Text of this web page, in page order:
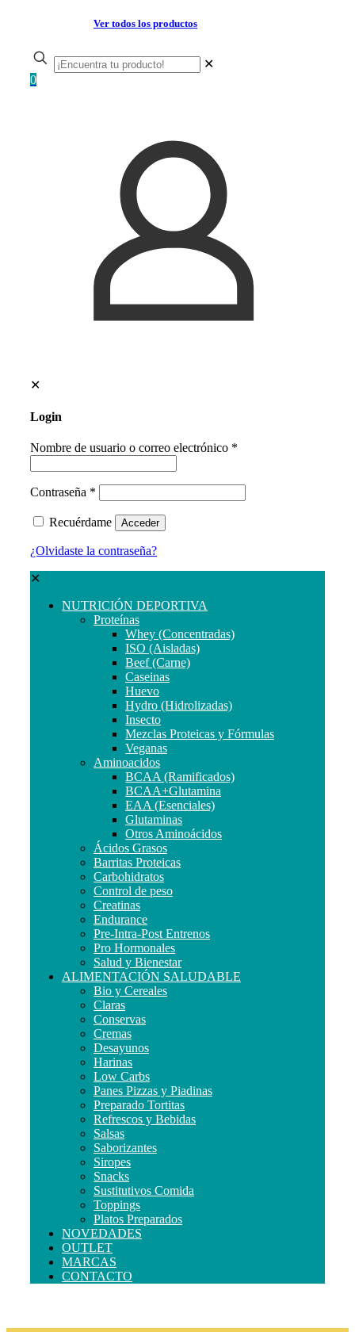
Ver todos los productos
✕
0
✕
Login
Nombre de usuario o correo electrónico *
Contraseña *
Recuérdame Acceder
¿Olvidaste la contraseña?
✕
NUTRICIÓN DEPORTIVA
Proteínas
Whey (Concentradas)
ISO (Aisladas)
Beef (Carne)
Caseinas
Huevo
Hydro (Hidrolizadas)
Insecto
Mezclas Proteicas y Fórmulas
Veganas
Aminoacidos
BCAA (Ramificados)
BCAA+Glutamina
EAA (Esenciales)
Glutaminas
Otros Aminoácidos
Ácidos Grasos
Barritas Proteicas
Carbohidratos
Control de peso
Creatinas
Endurance
Pre-Intra-Post Entrenos
Pro Hormonales
Salud y Bienestar
ALIMENTACIÓN SALUDABLE
Bio y Cereales
Claras
Conservas
Cremas
Desayunos
Harinas
Low Carbs
Panes Pizzas y Piadinas
Preparado Tortitas
Refrescos y Bebidas
Salsas
Saborizantes
Siropes
Snacks
Sustitutivos Comida
Toppings
Platos Preparados
NOVEDADES
OUTLET
MARCAS
CONTACTO